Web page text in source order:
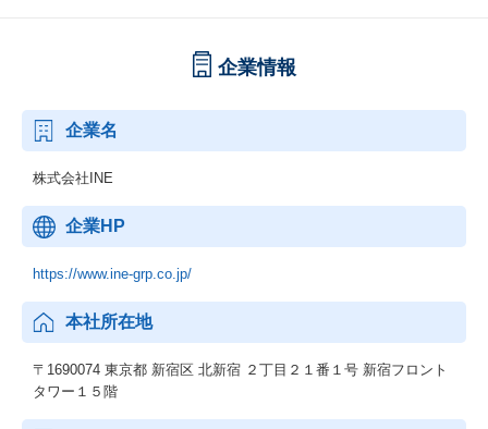
企業情報
企業名
株式会社INE
企業HP
https://www.ine-grp.co.jp/
本社所在地
〒1690074 東京都 新宿区 北新宿 ２丁目２１番１号 新宿フロント
タワー１５階